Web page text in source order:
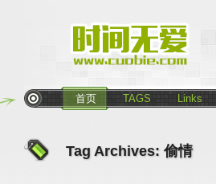
首页 TAGS Links
Tag Archives: 偷情